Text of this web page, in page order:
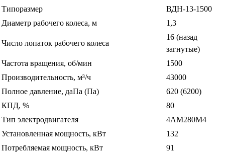
Типоразмер
ВДН-13-1500
Диаметр рабочего колеса, м
1,3
Число лопаток рабочего колеса
16 (назад
загнутые)
Частота вращения, об/мин
1500
Производительность, м³/ч
43000
Полное давление, даПа (Па)
620 (6200)
КПД, %
80
Тип электродвигателя
4АМ280М4
Установленная мощность, кВт
132
Потребляемая мощность, кВт
91